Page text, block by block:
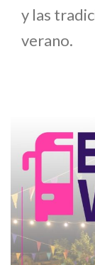
y las
verano.